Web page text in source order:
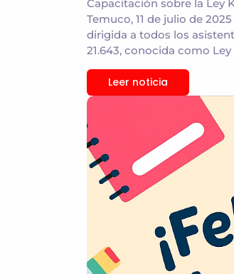
Capacitación sobre la Ley
Temuco, 11 de julio de
dirigida a todos los
21.643, conocida como Ley
Leer noticia